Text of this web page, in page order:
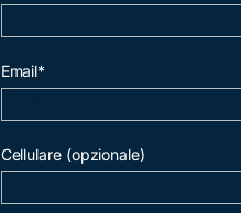
Email*
Cellulare (opzionale)